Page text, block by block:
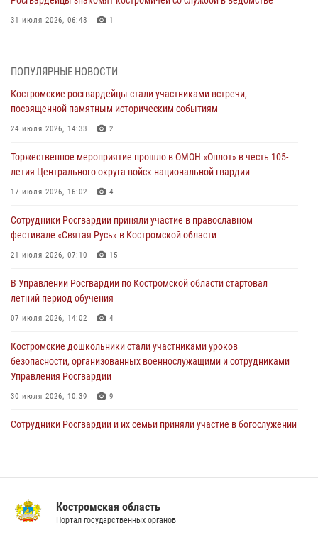
31 июля 2026, 06:48 1
Управления Росгвардии
30 июля 2026, 10:39 9
Костромичи активно используют портал «Единых государственных
29 июля 2026, 06:26 1
Cотрудники Росгвардии и их семьи приняли участие в богослужении
28 июля 2026, 06:14 2
Более пятидесяти поступивших сигналов отработали костромские
27 июля 2026, 09:53
«Росгвардия. Вехи истории»: послевоенный опыт войск
27 июля 2026, 07:11
ПОПУЛЯРНЫЕ НОВОСТИ
Костромские росгвардейцы стали участниками встречи,
посвященной памятным историческим событиям
24 июля 2026, 14:33 2
Торжественное мероприятие прошло в ОМОН «Оплот» в честь 105-
летия Центрального округа войск национальной гвардии
17 июля 2026, 16:02 4
Сотрудники Росгвардии приняли участие в православном
фестивале «Святая Русь» в Костромской области
21 июля 2026, 07:10 15
В Управлении Росгвардии по Костромской области стартовал
летний период обучения
07 июля 2026, 14:02 4
Костромские дошкольники стали участниками уроков
безопасности, организованных военнослужащими и сотрудниками
Управления Росгвардии
30 июля 2026, 10:39 9
Cотрудники Росгвардии и их семьи приняли участие в богослужении
вневедомственную охрану
14 июля 2026, 07:40
Костромская область
Портал государственных органов